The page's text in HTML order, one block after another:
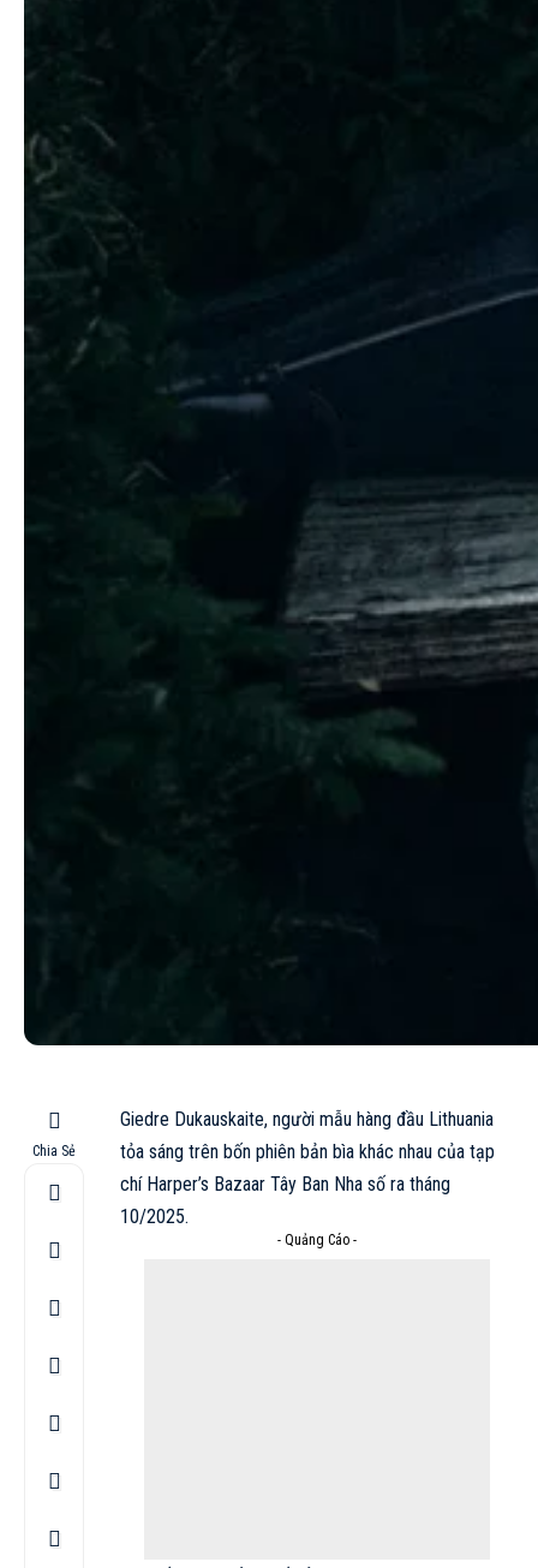
Chia Sẻ
Giedre Dukauskaite, người mẫu hàng đầu Lithuania
tỏa sáng trên bốn phiên bản bìa khác nhau của tạp
chí Harper’s Bazaar Tây Ban Nha số ra tháng
10/2025.
- Quảng Cáo -